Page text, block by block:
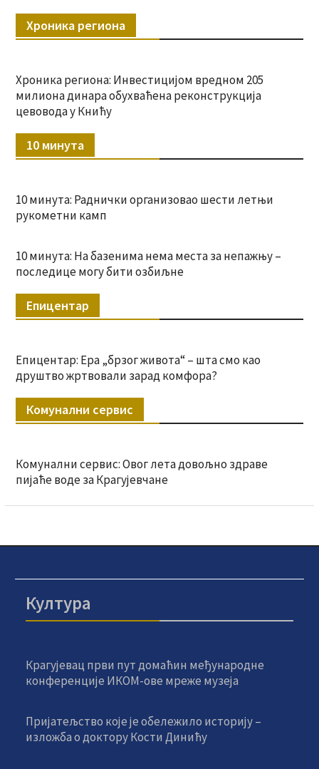
Хроника региона
Хроника региона: Инвестицијом вредном 205
милиона динара обухваћена реконструкција
цевовода у Книћу
10 минута
10 минута: Раднички организовао шести летњи
рукометни камп
10 минута: На базенима нема места за непажњу –
последице могу бити озбиљне
Епицентар
Епицентар: Ера „брзог живота“ – шта смо као
друштво жртвовали зарад комфора?
Комунални сервис
Комунални сервис: Овог лета довољно здраве
пијаће воде за Крагујевчане
Култура
Крагујевац први пут домаћин међународне
конференције ИКОМ-ове мреже музеја
Пријатељство које је обележило историју –
изложба о доктору Кости Динићу